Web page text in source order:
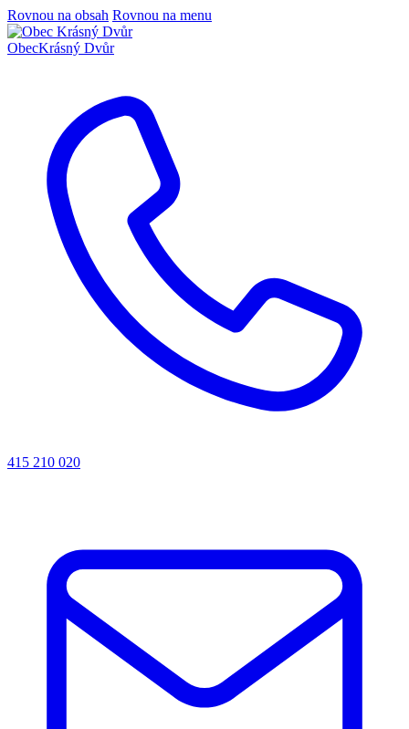
Rovnou na obsah Rovnou na menu
ObecKrásný Dvůr
415 210 020